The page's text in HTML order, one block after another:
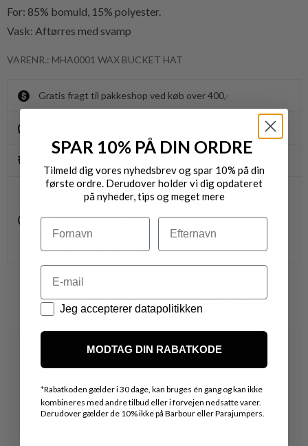
For: 85% bomuld, 15% polyester.
Vask: Aftørres med svamp
VARENR.: MHA0001 WAX BUCKET HAT
Gratis fragt til pakkeshop ved køb over 400,-
Ikke alle vores varer på webshoppen, befinder sig i
vores fysiske butikker.
Kontakt din nærmeste forretning for ydeligere info.
vedr. den ønskede vare.
VARER FRA SAMME MÆRKE
SPAR 10% PÅ DIN ORDRE
Tilmeld dig vores nyhedsbrev og spar 10% på din
første ordre. Derudover holder vi dig opdateret
på nyheder, tips og meget mere
Navn Efternavn
Email
Datapolitik
Jeg accepterer datapolitikken
MODTAG DIN RABATKODE
*Rabatkoden gælder i 30 dage, kan bruges én gang og kan ikke
kombineres med andre tilbud eller i forvejen nedsatte varer.
Derudover gælder de 10% ikke på Barbour eller Parajumpers.